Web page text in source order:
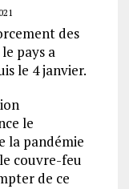
des
pays a
le 4 janvier.
le
la pandémie
couvre-feu
de ce